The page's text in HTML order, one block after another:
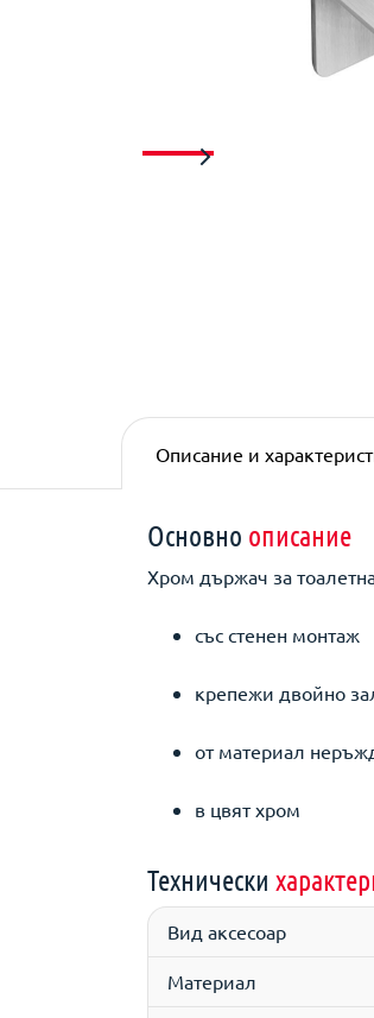
Описание и
Основно описание
Хром държач за
със стенен монтаж
крепежи двойно
от материал
в цвят хром
Технически
Вид аксесоар
Материал